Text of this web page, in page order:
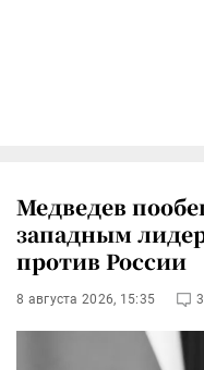
Медведев
западным
против России
8 августа 2026, 15:35